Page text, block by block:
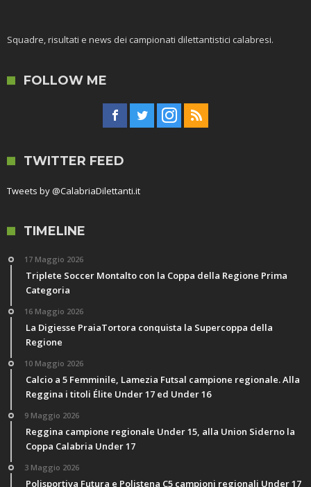
Squadre, risultati e news dei campionati dilettantistici calabresi.
FOLLOW ME
TWITTER FEED
Tweets by @CalabriaDilettanti.it
TIMELINE
17 Maggio 2026
Triplete Soccer Montalto con la Coppa della Regione Prima
Categoria
16 Maggio 2026
La Digiesse PraiaTortora conquista la Supercoppa della
Regione
10 Maggio 2026
Calcio a 5 Femminile, Lamezia Futsal campione regionale. Alla
Reggina i titoli Élite Under 17 ed Under 16
9 Maggio 2026
Reggina campione regionale Under 15, alla Union Siderno la
Coppa Calabria Under 17
3 Maggio 2026
Polisportiva Futura e Polistena C5 campioni regionali Under 17